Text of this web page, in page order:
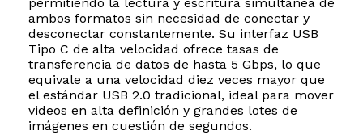
ambos formatos sin necesidad de conectar y
desconectar constantemente. Su interfaz USB
Tipo C de alta velocidad ofrece tasas de
transferencia de datos de hasta 5 Gbps, lo que
equivale a una velocidad diez veces mayor que
el estándar USB 2.0 tradicional, ideal para mover
videos en alta definición y grandes lotes de
imágenes en cuestión de segundos.